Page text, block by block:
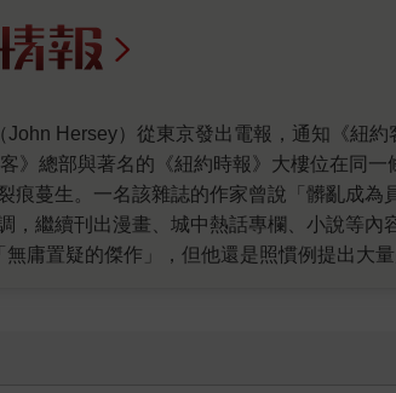
》總部與著名的《紐約時報》大樓位在同
蔓生。一名該雜誌的作家曾說「髒亂成為
繼續刊出漫畫、城中熱話專欄、小說等內
庸置疑的傑作」，但他還是照慣例提出大
體前往，但美國政府與軍方很快便開始嚴
赫西並非是最早試圖進入廣島的記者，但